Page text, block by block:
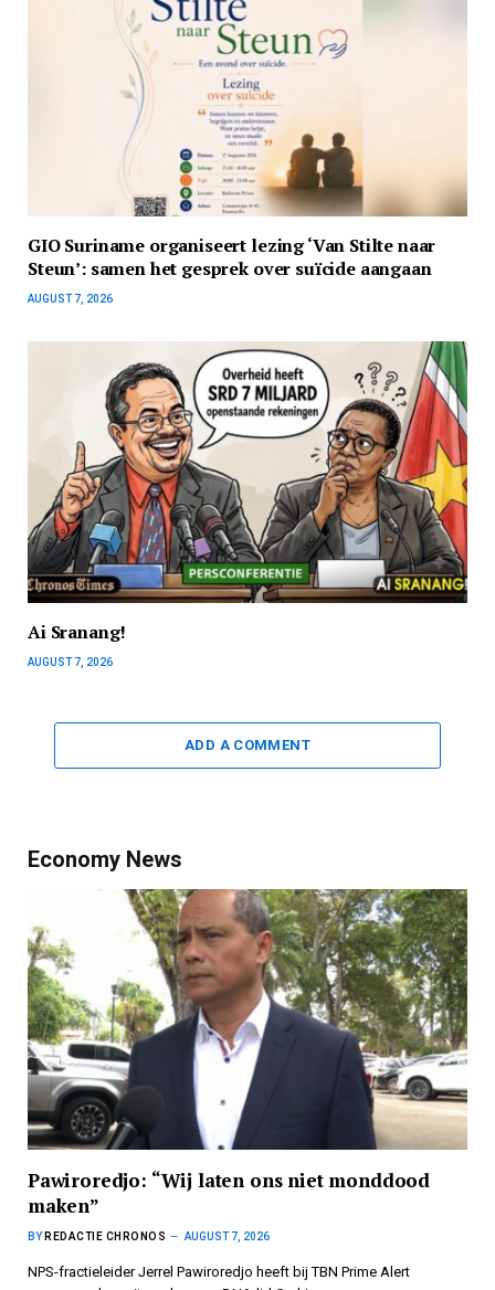
GIO Suriname organiseert lezing ‘Van Stilte naar
Steun’: samen het gesprek over suïcide aangaan
AUGUST 7, 2026
Ai Sranang!
AUGUST 7, 2026
ADD A COMMENT
Economy News
Pawiroredjo: “Wij laten ons niet monddood
maken”
BY REDACTIE CHRONOS AUGUST 7, 2026
NPS-fractieleider Jerrel Pawiroredjo heeft bij TBN Prime Alert